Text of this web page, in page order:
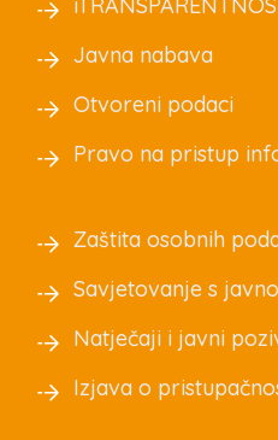
Javna nabava
Otvoreni podaci
Pravo na pristup
Zaštita osobnih
Savjetovanje s
Natječaji i javni
Izjava o